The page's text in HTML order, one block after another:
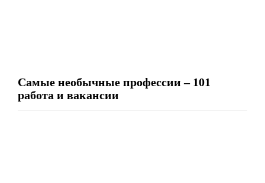
Самые необычные профессии – 101
работа и вакансии